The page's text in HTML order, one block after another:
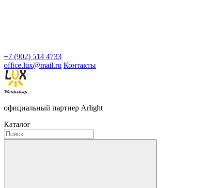
+7 (902) 514 4733
office.lux@mail.ru Контакты
официальный партнер Arlight
Каталог